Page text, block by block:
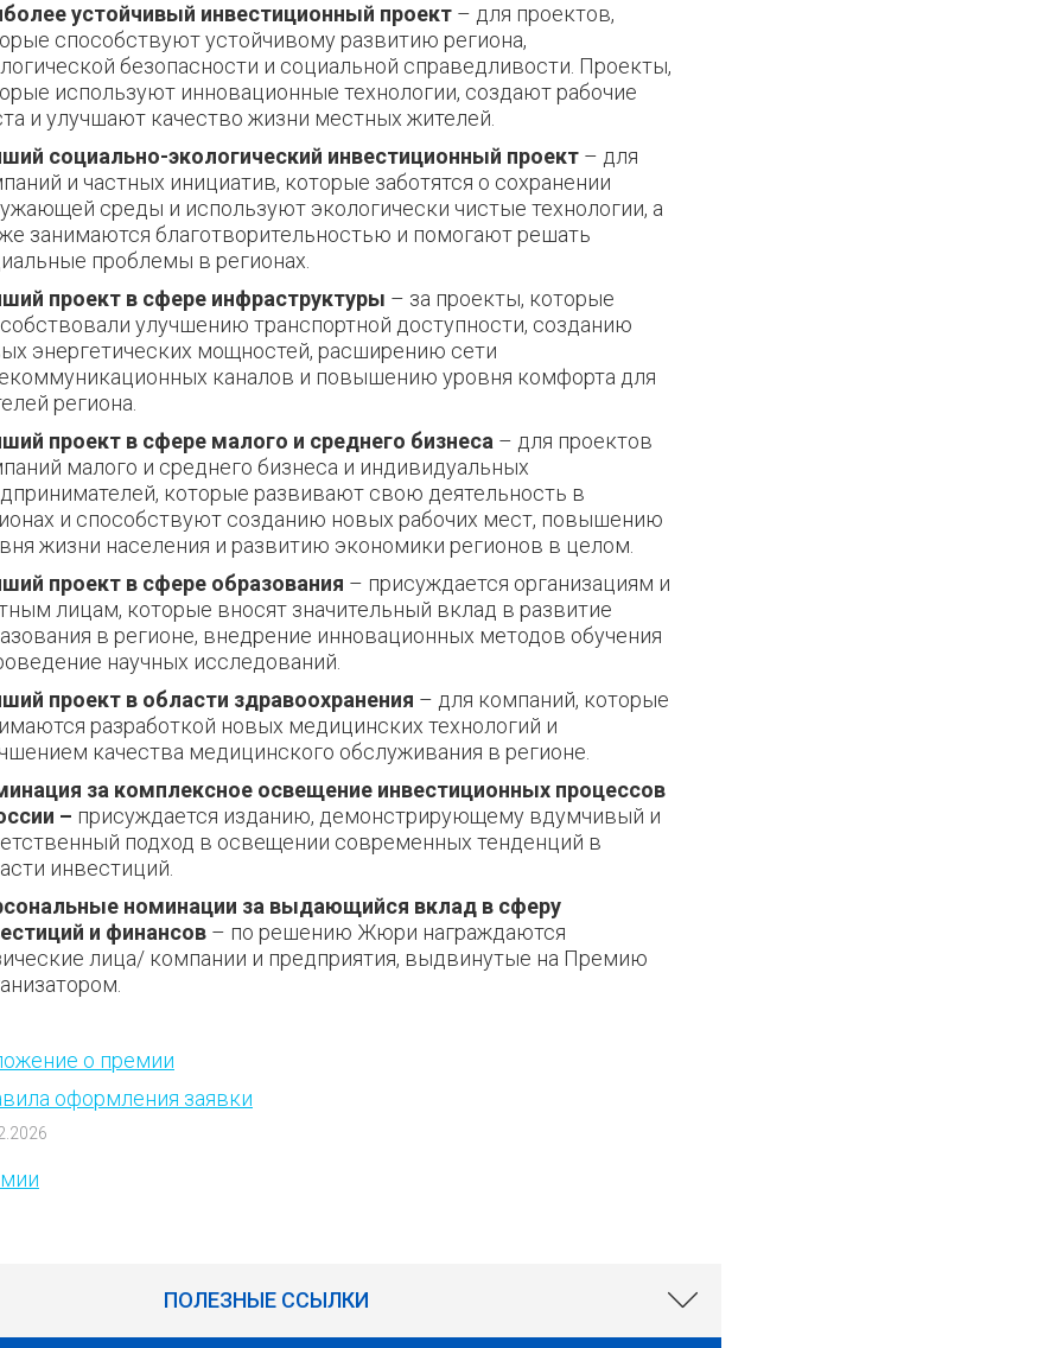
устойчивый инвестиционный проект – для проектов,
способствуют устойчивому развитию региона,
безопасности и социальной справедливости. Проекты,
используют инновационные технологии, создают рабочие
и улучшают качество жизни местных жителей.
социально-экологический инвестиционный проект – для
и частных инициатив, которые заботятся о сохранении
среды и используют экологически чистые технологии, а
занимаются благотворительностью и помогают решать
проблемы в регионах.
проект в сфере инфраструктуры – за проекты, которые
улучшению транспортной доступности, созданию
энергетических мощностей, расширению сети
каналов и повышению уровня комфорта для
региона.
проект в сфере малого и среднего бизнеса – для проектов
малого и среднего бизнеса и индивидуальных
которые развивают свою деятельность в
и способствуют созданию новых рабочих мест, повышению
жизни населения и развитию экономики регионов в целом.
проект в сфере образования – присуждается организациям и
лицам, которые вносят значительный вклад в развитие
в регионе, внедрение инновационных методов обучения
научных исследований.
проект в области здравоохранения – для компаний, которые
разработкой новых медицинских технологий и
качества медицинского обслуживания в регионе.
за комплексное освещение инвестиционных процессов
– присуждается изданию, демонстрирующему вдумчивый и
подход в освещении современных тенденций в
инвестиций.
номинации за выдающийся вклад в сферу
и финансов – по решению Жюри награждаются
лица/ компании и предприятия, выдвинутые на Премию
о премии
оформления заявки
ПОЛЕЗНЫЕ ССЫЛКИ